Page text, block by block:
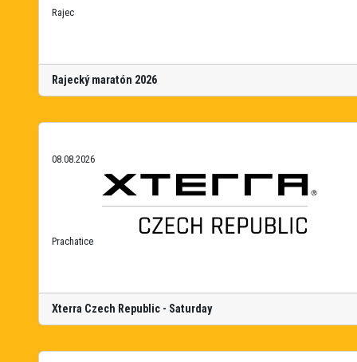
Rajec
Rajecký maratón 2026
08.08.2026
Prachatice
Xterra Czech Republic - Saturday